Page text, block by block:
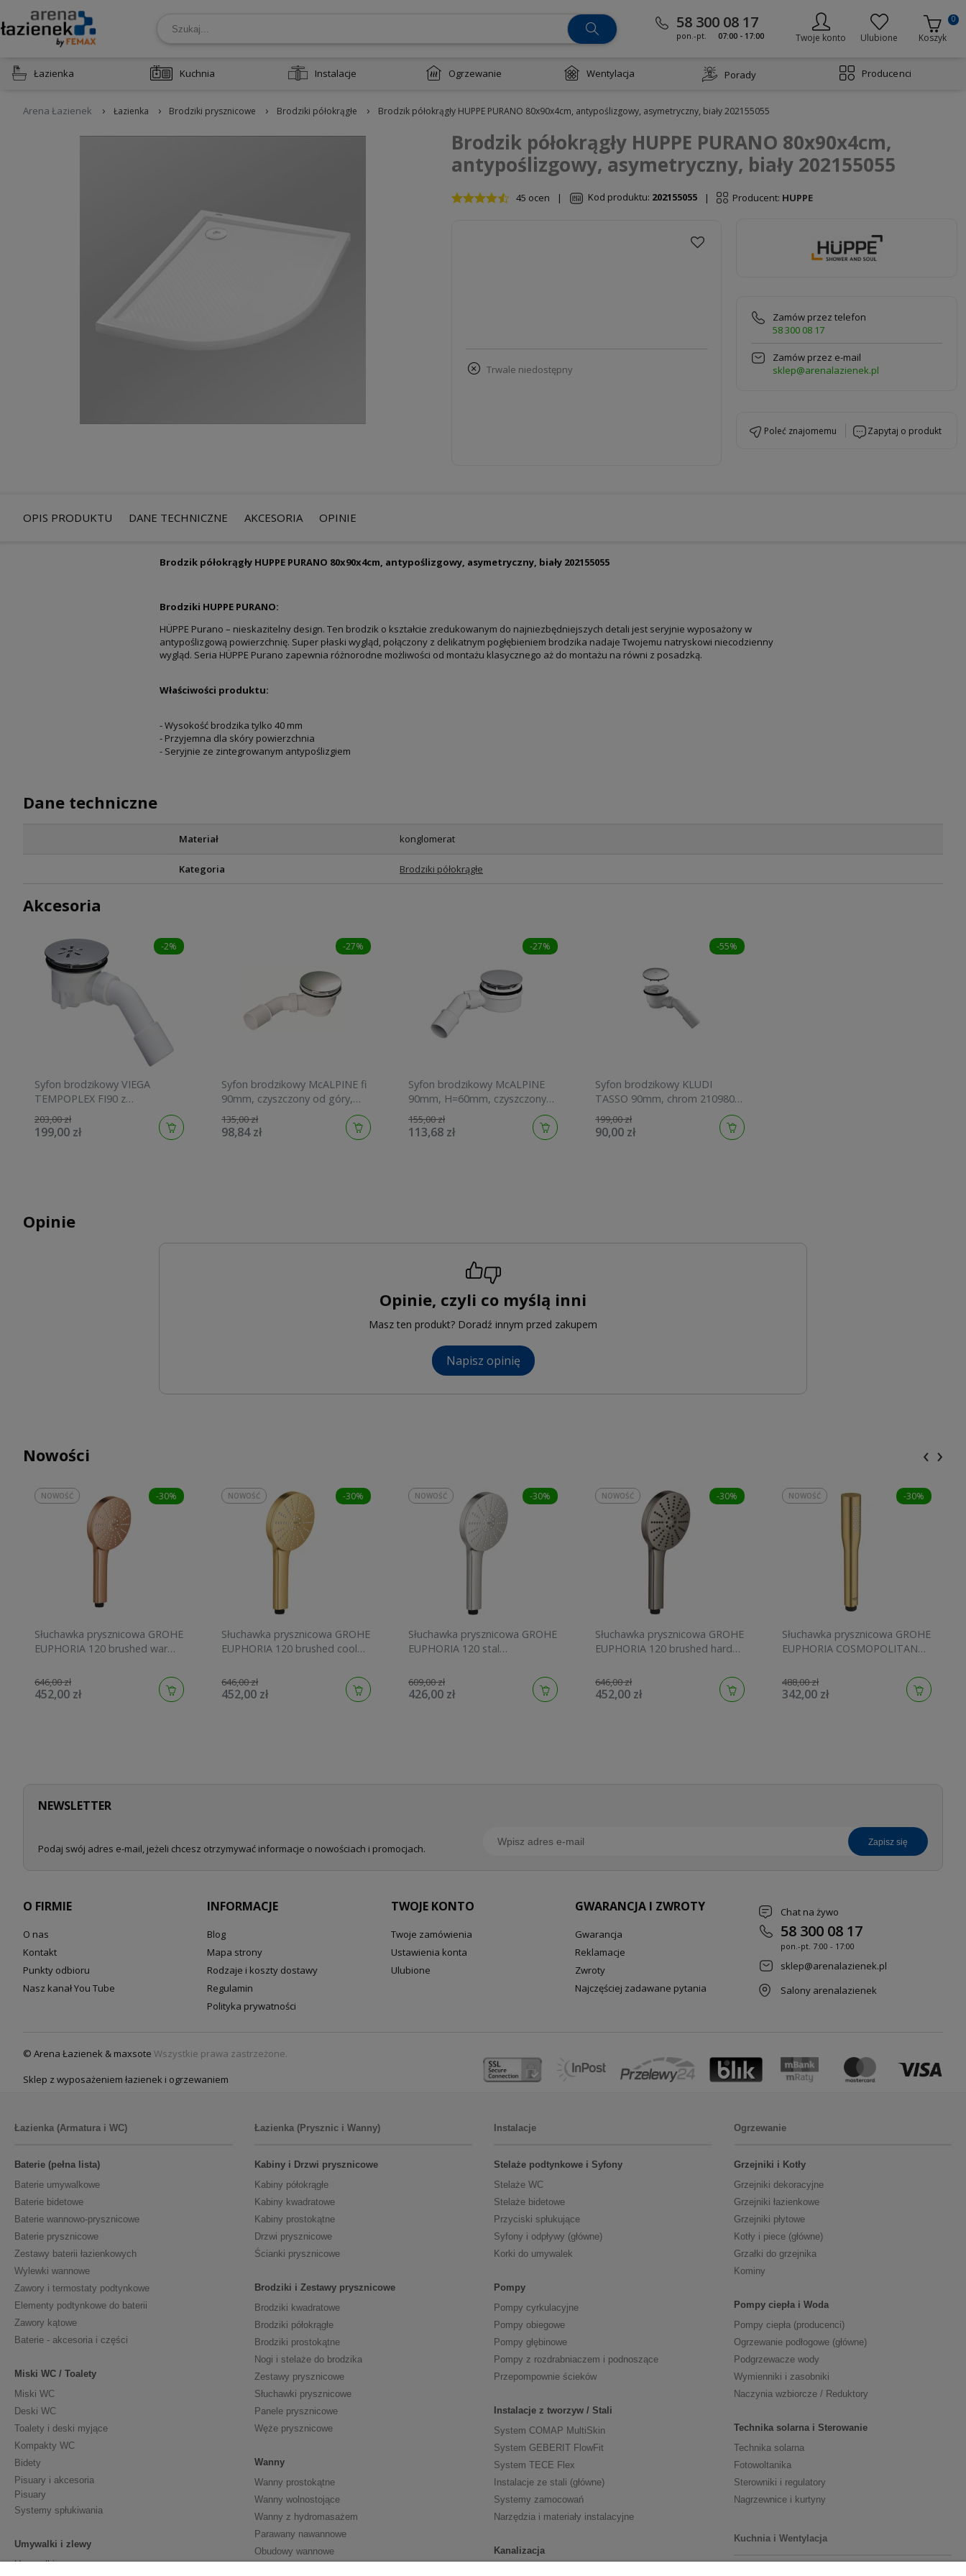
58 300 08 17
pon.-pt. 07:00 - 17:00 Twoje konto Ulubione Koszyk
0
Łazienka Kuchnia Instalacje Ogrzewanie Wentylacja Porady Producenci
Arena Łazienek › Łazienka › Brodziki prysznicowe › Brodziki półokrągłe › Brodzik półokrągły HUPPE PURANO 80x90x4cm, antypoślizgowy, asymetryczny, biały 202155055
Brodzik półokrągły HUPPE PURANO 80x90x4cm,
antypoślizgowy, asymetryczny, biały 202155055
45 ocen | Kod produktu: 202155055 | Producent: HUPPE
trwale niedostępny
Zamów przez telefon
58 300 08 17
Zamów przez e-mail
sklep@arenalazienek.pl
poleć znajomemu zapytaj o produkt
OPIS PRODUKTU DANE TECHNICZNE AKCESORIA OPINIE
Brodzik półokrągły HUPPE PURANO 80x90x4cm, antypoślizgowy, asymetryczny, biały 202155055
Brodziki HUPPE PURANO:
HÜPPE Purano – nieskazitelny design. Ten brodzik o kształcie zredukowanym do najniezbędniejszych detali jest seryjnie wyposażony w
antypoślizgową powierzchnię. Super płaski wygląd, połączony z delikatnym pogłębieniem brodzika nadaje Twojemu natryskowi niecodzienny
wygląd. Seria HÜPPE Purano zapewnia różnorodne możliwości od montażu klasycznego aż do montażu na równi z posadzką.
Właściwości produktu:
- Wysokość brodzika tylko 40 mm
- Przyjemna dla skóry powierzchnia
- Seryjnie ze zintegrowanym antypoślizgiem
Dane techniczne
Materiał konglomerat
Kategoria Brodziki półokrągłe
Akcesoria
-2%
Syfon brodzikowy VIEGA
TEMPOPLEX FI90 z
Wyposażeniem 364786
203,00 zł
199,00 zł
-27%
Syfon brodzikowy McALPINE fi
90mm, czyszczony od góry,
chrom HC27-CPN-PB
135,00 zł
98,84 zł
-27%
Syfon brodzikowy McALPINE
90mm, H=60mm, czyszczony
od góry, chrom HC2730LCPN-
PB
155,00 zł
113,68 zł
-55%
Syfon brodzikowy KLUDI
TASSO 90mm, chrom 2109805-
00
199,00 zł
90,00 zł
Opinie
Opinie, czyli co myślą inni
Masz ten produkt? Doradź innym przed zakupem
Napisz opinię
Nowości
-30%
Słuchawka prysznicowa GROHE
EUPHORIA 120 brushed warm
646,00 zł
452,00 zł
NOWOŚĆ -30%
Słuchawka prysznicowa GROHE
EUPHORIA 120 brushed cool
646,00 zł
452,00 zł
NOWOŚĆ -30%
Słuchawka prysznicowa GROHE
EUPHORIA 120 stal
609,00 zł
426,00 zł
NOWOŚĆ -30%
Słuchawka prysznicowa GROHE
EUPHORIA 120 brushed hard
646,00 zł
452,00 zł
NOWOŚĆ -30%
Słuchawka prysznicowa GROHE
EUPHORIA COSMOPOLITAN
27400GN0
488,00 zł
342,00 zł
NOWOŚĆ
‹ ›
NEWSLETTER
Podaj swój adres e-mail, jeżeli chcesz otrzymywać informacje o nowościach i promocjach.
zapisz się
O FIRMIE
O nas
Kontakt
Punkty odbioru
Nasz kanał You Tube
INFORMACJE
Blog
Mapa strony
Rodzaje i koszty dostawy
Regulamin
Polityka prywatności
TWOJE KONTO
Twoje zamówienia
Ustawienia konta
Ulubione
GWARANCJA I ZWROTY
Gwarancja
Reklamacje
Zwroty
Najczęściej zadawane pytania
Chat na żywo
58 300 08 17
pon.-pt. 7:00 - 17:00
sklep@arenalazienek.pl
Salony arenalazienek
© Arena Łazienek & maxsote Wszystkie prawa zastrzeżone.
Sklep z wyposażeniem łazienek i ogrzewaniem
Łazienka (Armatura i WC)
Baterie (pełna lista)
Baterie umywalkowe
Baterie bidetowe
Baterie wannowo-prysznicowe
Baterie prysznicowe
Zestawy baterii łazienkowych
Wylewki wannowe
Zawory i termostaty podtynkowe
Elementy podtynkowe do baterii
Zawory kątowe
Baterie - akcesoria i części
Miski WC / Toalety
Miski WC
Deski WC
Toalety i deski myjące
Kompakty WC
Bidety
Pisuary i akcesoria
Pisuary
Systemy spłukiwania
Umywalki i zlewy
Umywalki
Łazienka (Prysznic i Wanny)
Kabiny i Drzwi prysznicowe
Kabiny półokrągłe
Kabiny kwadratowe
Kabiny prostokątne
Drzwi prysznicowe
Ścianki prysznicowe
Brodziki i Zestawy prysznicowe
Brodziki kwadratowe
Brodziki półokrągłe
Brodziki prostokątne
Nogi i stelaże do brodzika
Zestawy prysznicowe
Słuchawki prysznicowe
Panele prysznicowe
Węże prysznicowe
Wanny
Wanny prostokątne
Wanny wolnostojące
Wanny z hydromasażem
Parawany nawannowe
Obudowy wannowe
Instalacje
Stelaże podtynkowe i Syfony
Stelaże WC
Stelaże bidetowe
Przyciski spłukujące
Syfony i odpływy (główne)
Korki do umywalek
Pompy
Pompy cyrkulacyjne
Pompy obiegowe
Pompy głębinowe
Pompy z rozdrabniaczem i podnoszące
Przepompownie ścieków
Instalacje z tworzyw / Stali
System COMAP MultiSkin
System GEBERIT FlowFit
System TECE Flex
Instalacje ze stali (główne)
Systemy zamocowań
Narzędzia i materiały instalacyjne
Kanalizacja
Ogrzewanie
Grzejniki i Kotły
Grzejniki dekoracyjne
Grzejniki łazienkowe
Grzejniki płytowe
Kotły i piece (główne)
Grzałki do grzejnika
Kominy
Pompy ciepła i Woda
Pompy ciepła (producenci)
Ogrzewanie podłogowe (główne)
Podgrzewacze wody
Wymienniki i zasobniki
Naczynia wzbiorcze / Reduktory
Technika solarna i Sterowanie
Technika solarna
Fotowoltanika
Sterowniki i regulatory
Nagrzewnice i kurtyny
Kuchnia i Wentylacja